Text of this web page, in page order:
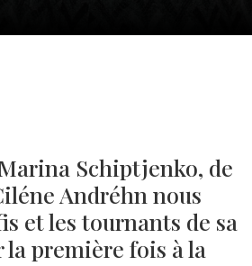
Schiptjenko, de
Andréhn nous
et les tournants de sa
première fois à la